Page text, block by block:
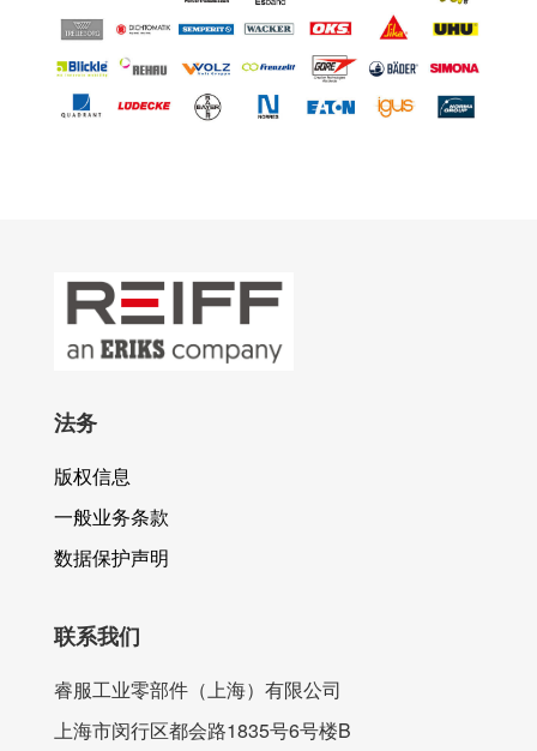
法务
版权信息
一般业务条款
数据保护声明
联系我们
睿服工业零部件（上海）有限公司
上海市闵行区都会路1835号6号楼B